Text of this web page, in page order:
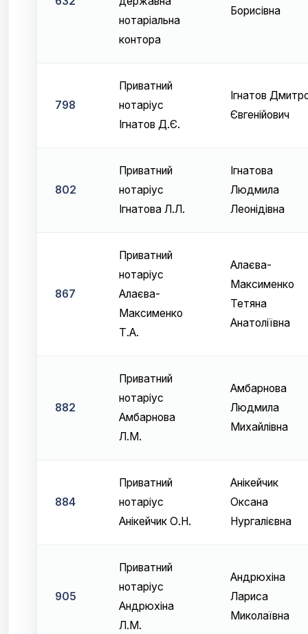
нотаріальна
контора
Борисівна
798
Приватний
нотаріус
Ігнатов Д.Є.
Ігнатов
Євгенійович
802
Приватний
нотаріус
Ігнатова Л.Л.
Ігнатова
Людмила
Леонідівна
867
Приватний
нотаріус
Алаєва-
Максименко
Т.А.
Алаєва-
Максименко
Тетяна
Анатоліївна
882
Приватний
нотаріус
Амбарнова
Л.М.
Амбарнова
Людмила
Михайлівна
884
Приватний
нотаріус
Анікейчик О.Н.
Анікейчик
Оксана
Нургалієвна
905
Приватний
нотаріус
Андрюхіна
Л.М.
Андрюхіна
Лариса
Миколаївна